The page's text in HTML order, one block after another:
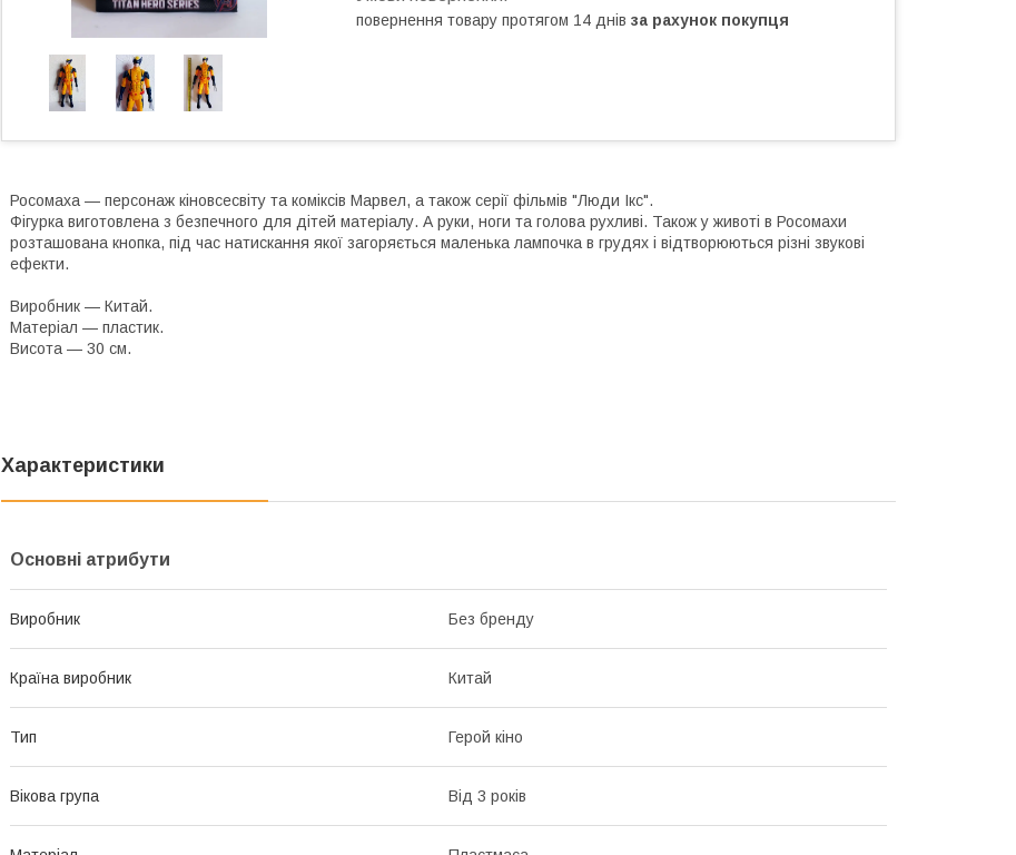
повернення товару протягом 14 днів за рахунок покупця
Росомаха — персонаж кіновсесвіту та коміксів Марвел, а також серії фільмів "Люди Ікс".
Фігурка виготовлена з безпечного для дітей матеріалу. А руки, ноги та голова рухливі. Також у животі в Росомахи
розташована кнопка, під час натискання якої загоряється маленька лампочка в грудях і відтворюються різні звукові
ефекти.
Виробник — Китай.
Матеріал — пластик.
Висота — 30 см.
Характеристики
Основні атрибути
Виробник Без бренду
Країна виробник Китай
Тип Герой кіно
Вікова група Від 3 років